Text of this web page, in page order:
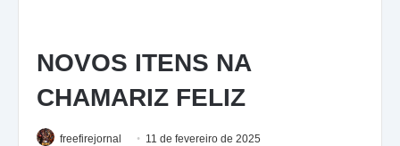
NOVOS ITENS NA
CHAMARIZ FELIZ
freefirejornal 11 de fevereiro de 2025